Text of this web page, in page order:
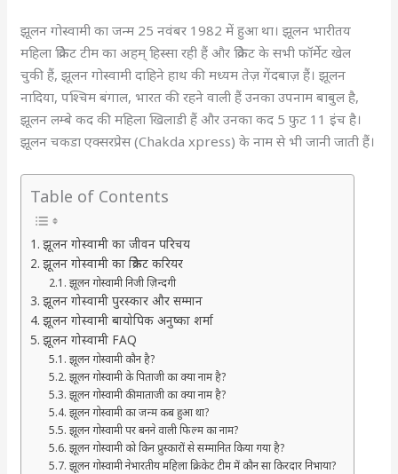
झूलन गोस्वामी का जन्म 25 नवंबर 1982 में हुआ था। झूलन भारीतय
महिला क्रिकेट टीम का अहम् हिस्सा रही हैं और क्रिकेट के सभी फॉर्मेट खेल
चुकी हैं, झूलन गोस्वामी दाहिने हाथ की मध्यम तेज़ गेंदबाज़ हैं। झूलन
नादिया, पश्चिम बंगाल, भारत की रहने वाली हैं उनका उपनाम बाबुल है,
झूलन लम्बे कद की महिला खिलाडी हैं और उनका कद 5 फुट 11 इंच है।
झूलन चकडा एक्सरप्रेस (Chakda xpress) के नाम से भी जानी जाती हैं।
Table of Contents
झूलन गोस्वामी का जीवन परिचय
झूलन गोस्वामी का क्रिकेट करियर
झूलन गोस्वामी निजी ज़िन्दगी
झूलन गोस्वामी पुरस्कार और सम्मान
झूलन गोस्वामी बायोपिक अनुष्का शर्मा
झूलन गोस्वामी FAQ
झूलन गोस्वामी कौन है?
झूलन गोस्वामी के पिताजी का क्या नाम है?
झूलन गोस्वामी की माताजी का क्या नाम है?
झूलन गोस्वामी का जन्म कब हुआ था?
झूलन गोस्वामी पर बनने वाली फिल्म का नाम?
झूलन गोस्वामी को किन प्रुस्कारों से सम्मानित किया गया है?
झूलन गोस्वामी नेभारतीय महिला क्रिकेट टीम में कौन सा किरदार निभाया?